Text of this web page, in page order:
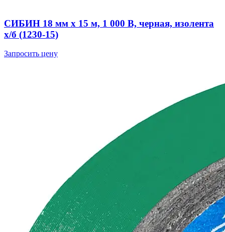
СИБИН 18 мм х 15 м, 1 000 В, черная, изолента
х/б (1230-15)
Запросить цену